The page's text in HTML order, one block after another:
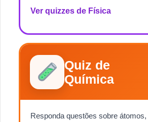
Ver quizzes de Física
Quiz de
Química
Responda questões sobre